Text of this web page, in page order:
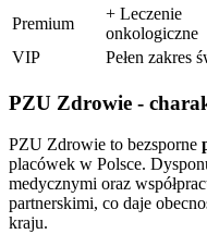
Premium
+ Leczenie
onkologiczne
VIP
Pełen zakres
PZU Zdrowie -
PZU Zdrowie to bezsporne
placówek w Polsce.
medycznymi oraz
partnerskimi, co daje
kraju.